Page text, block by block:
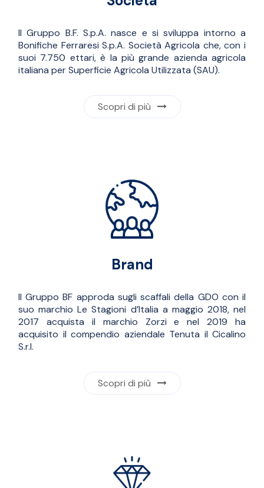
Il Gruppo B.F. S.p.A. nasce e si sviluppa intorno a
Bonifiche Ferraresi S.p.A. Società Agricola che, con i
suoi 7.750 ettari, è la più grande azienda agricola
italiana per Superficie Agricola Utilizzata (SAU).
Scopri di più
Brand
Il Gruppo BF approda sugli scaffali della GDO con il
suo marchio Le Stagioni d’Italia a maggio 2018, nel
2017 acquista il marchio Zorzi e nel 2019 ha
acquisito il compendio aziendale Tenuta il Cicalino
S.r.l.
Scopri di più